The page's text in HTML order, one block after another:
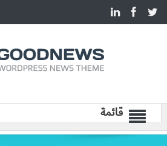
قائمة